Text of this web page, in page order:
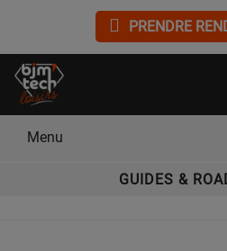
PRENDRE
Menu
GUIDES &